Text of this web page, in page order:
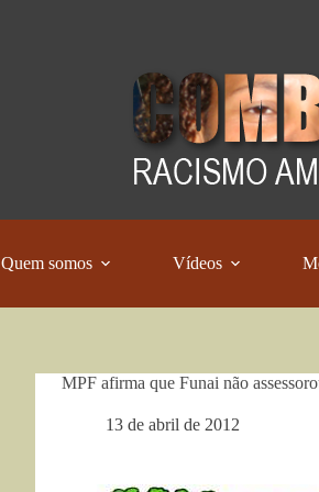
Quem somos Vídeos
MPF afirma que Funai não
13 de abril de 2012